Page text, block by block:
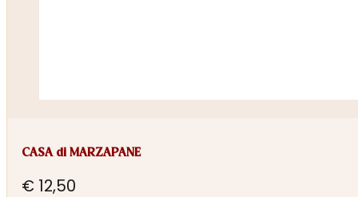
CASA di MARZAPANE
€ 12,50